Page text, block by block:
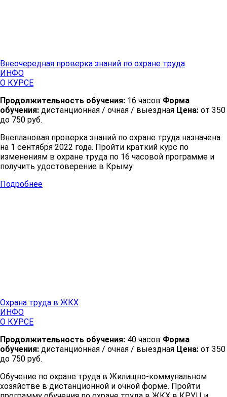
Внеочередная проверка знаний по охране труда
ИНФО
О КУРСЕ
Продолжительность обучения: 16 часов Форма
обучения: дистанционная / очная / выездная Цена: от 350
до 750 руб.
Внеплановая проверка знаний по охране труда назначена
на 1 сентября 2022 года. Пройти краткий курс по
изменениям в охране труда по 16 часовой программе и
получить удостоверение в Крыму.
Подробнее
Охрана труда в ЖКХ
ИНФО
О КУРСЕ
Продолжительность обучения: 40 часов Форма
обучения: дистанционная / очная / выездная Цена: от 350
до 750 руб.
Обучение по охране труда в Жилищно-коммунальном
хозяйстве в дистанционной и очной форме. Пройти